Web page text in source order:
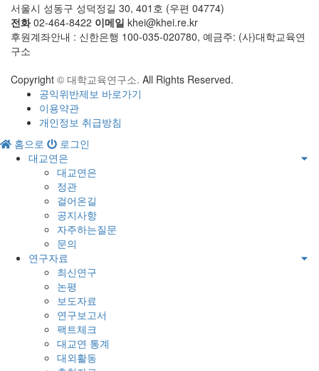
서울시 성동구 성덕정길 30, 401호 (우편 04774)
전화02-464-8422 이메일 khei@khei.re.kr
후원계좌안내 : 신한은행 100-035-020780, 예금주: (사)대학교육연
구소
Copyright © 대학교육연구소. All Rights Reserved.
공익위반제보 바로가기
이용약관
개인정보 취급방침
홈으로
로그인
대교연은
대교연은
정관
걸어온길
공지사항
자주하는질문
문의
연구자료
최신연구
논평
보도자료
연구보고서
팩트체크
대교연 통계
대외활동